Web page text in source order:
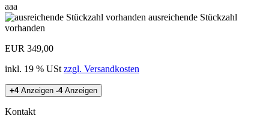
aaa
ausreichende Stückzahl
vorhanden
EUR 349,00
inkl. 19 % USt zzgl. Versandkosten
+4Anzeigen -4Anzeigen
Kontakt